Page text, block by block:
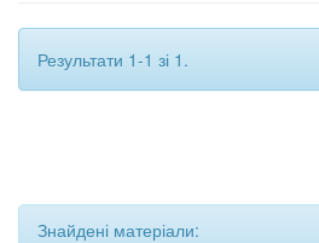
Результати 1-1 зі 1.
Знайдені матеріали: